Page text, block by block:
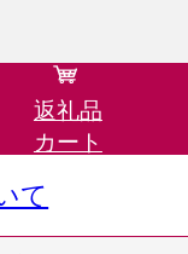
返礼品
カート
て